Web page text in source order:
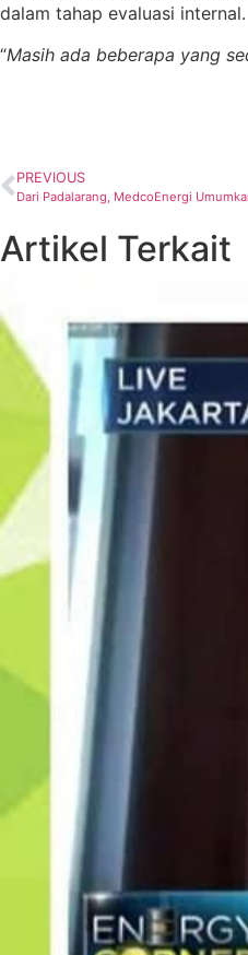
dalam tahap evaluasi internal.
“Masih ada beberapa yang
PREVIOUS
Dari Padalarang, MedcoEnergi
Artikel Terkait